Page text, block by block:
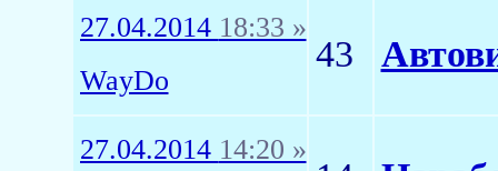
27.04.2014 18:33 »
WayDo
43
27.04.2014 14:20 »